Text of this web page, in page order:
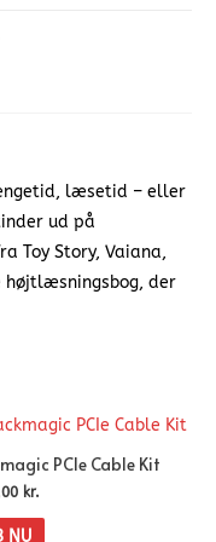
læsetid – eller
ud på
Toy Story, Vaiana,
højtlæsningsbog, der
PCIe Cable Kit
kr.
NU